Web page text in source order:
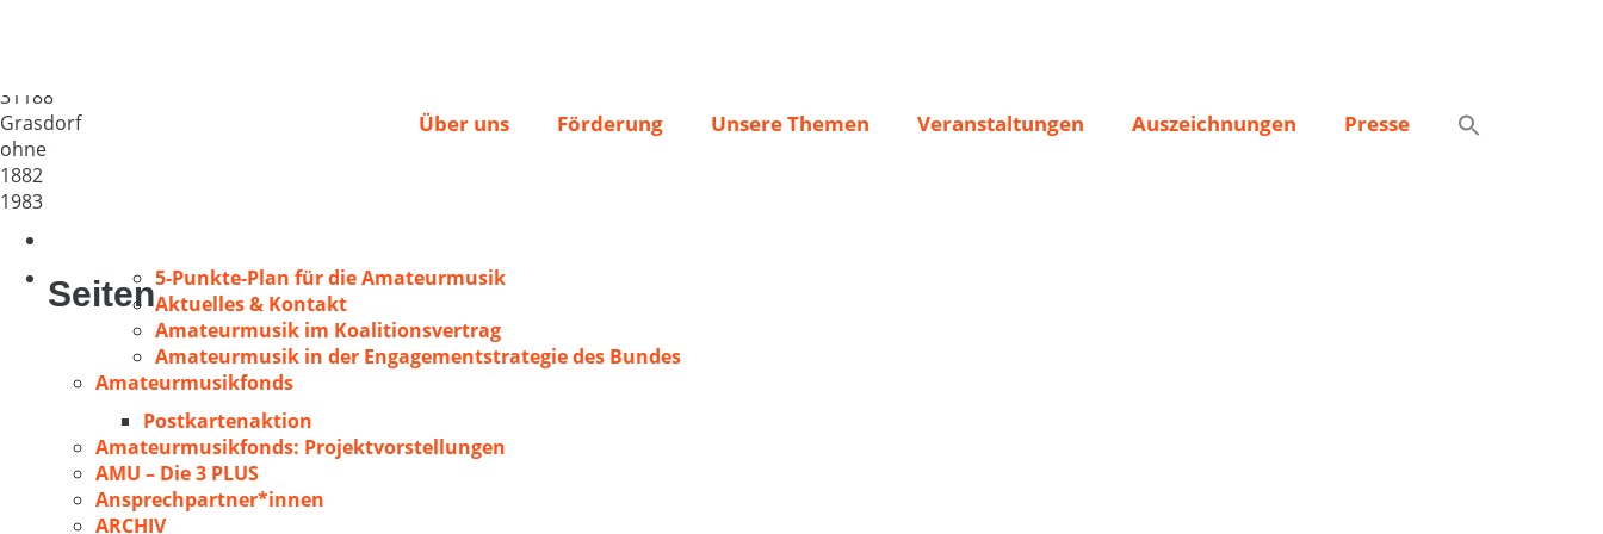
Über uns Förderung Unsere Themen Veranstaltungen Auszeichnungen Presse
31188
Grasdorf
ohne
1882
1983
Seiten5-Punkte-Plan für die Amateurmusik
Aktuelles & Kontakt
Amateurmusik im Koalitionsvertrag
Amateurmusik in der Engagementstrategie des Bundes
Amateurmusikfonds
Postkartenaktion
Amateurmusikfonds: Projektvorstellungen
AMU – Die 3 PLUS
Ansprechpartner*innen
ARCHIV